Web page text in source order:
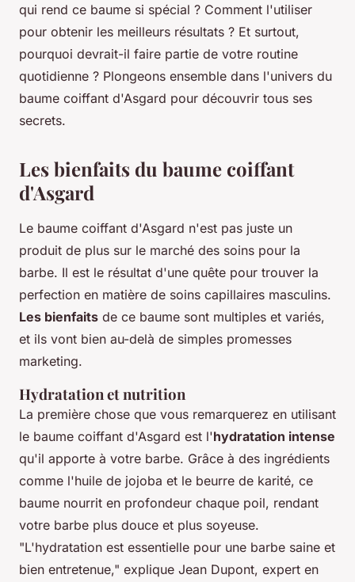
qui rend ce baume si spécial ? Comment l'utiliser
pour obtenir les meilleurs résultats ? Et surtout,
pourquoi devrait-il faire partie de votre routine
quotidienne ? Plongeons ensemble dans l'univers du
baume coiffant d'Asgard pour découvrir tous ses
secrets.
Les bienfaits du baume coiffant
d'Asgard
Le baume coiffant d'Asgard n'est pas juste un
produit de plus sur le marché des soins pour la
barbe. Il est le résultat d'une quête pour trouver la
perfection en matière de soins capillaires masculins.
Les bienfaits de ce baume sont multiples et variés,
et ils vont bien au-delà de simples promesses
marketing.
Hydratation et nutrition
La première chose que vous remarquerez en utilisant
le baume coiffant d'Asgard est l'hydratation intense
qu'il apporte à votre barbe. Grâce à des ingrédients
comme l'huile de jojoba et le beurre de karité, ce
baume nourrit en profondeur chaque poil, rendant
votre barbe plus douce et plus soyeuse.
"L'hydratation est essentielle pour une barbe saine et
bien entretenue," explique Jean Dupont, expert en